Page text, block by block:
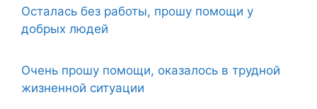
Осталась без работы, прошу помощи у
добрых людей
Очень прошу помощи, оказалось в трудной
жизненной ситуации